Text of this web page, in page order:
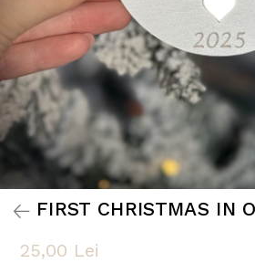
FIRST CHRISTMAS IN
25,00 Lei